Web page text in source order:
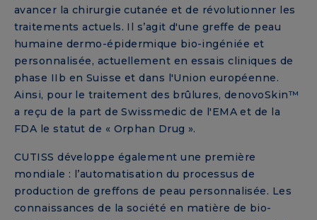
avancer la chirurgie cutanée et de révolutionner les
traitements actuels. Il s’agit d'une greffe de peau
humaine dermo-épidermique bio-ingéniée et
personnalisée, actuellement en essais cliniques de
phase IIb en Suisse et dans l'Union européenne.
Ainsi, pour le traitement des brûlures, denovoSkin™
a reçu de la part de Swissmedic de l'EMA et de la
FDA le statut de « Orphan Drug ».
CUTISS développe également une première
mondiale : l’automatisation du processus de
production de greffons de peau personnalisée. Les
connaissances de la société en matière de bio-